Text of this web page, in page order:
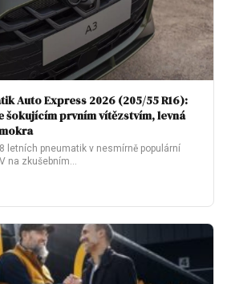
Auto Express 2026 (205/55 R16):
šokujícím prvním vítězstvím, levná
letních pneumatik v nesmírně populární
na zkušebním…